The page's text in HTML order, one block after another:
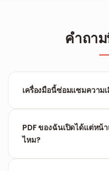
คำถา
เครื่องมือนี้ซ่อมแซมความ
อ้างอิงเสียหรือเครื่องหมาย
สามารถกู้ข้อมูลเนื้อหาที่ถูกล
PDF ของฉันเปิดได้แต่หน้
ไหม?